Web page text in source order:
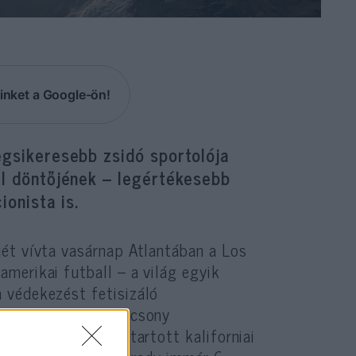
a Google-ön!
zsidó sportolója
döntőjének – legértékesebb
is.
vívta vasárnap Atlantában a Los
futball – a világ egyik
védekezést fetisizáló
Rekord alacsony
esélyesebbnek tartott kaliforniai